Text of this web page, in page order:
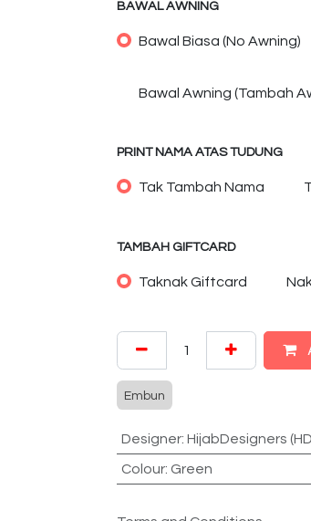
BAWAL AWNING
Bawal Biasa (No Awning)
Bawal Awning (Tambah
PRINT NAMA ATAS TUDUNG
Tak Tambah Nama
TAMBAH GIFTCARD
Taknak Giftcard
Embun
Designer: HijabDesigners
Colour: Green